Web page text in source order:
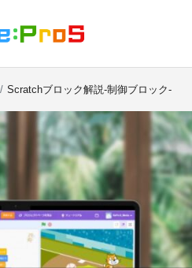
Scratchブロック解説-制御ブロック-